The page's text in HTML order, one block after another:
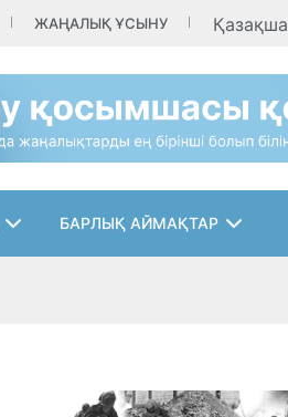
ЖАҢАЛЫҚ ҰСЫНУ Қазақша
БАРЛЫҚ АЙМАҚТАР